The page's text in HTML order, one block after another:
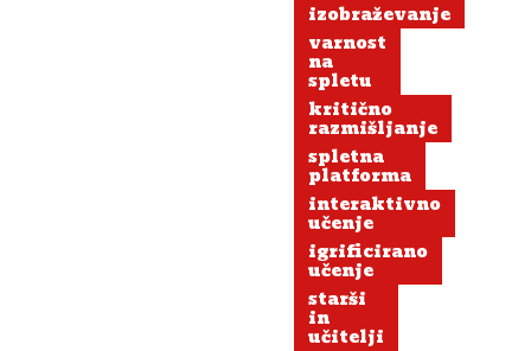
izobraževanje
varnost
na
spletu
kritično
razmišljanje
spletna
platforma
interaktivno
učenje
igrificirano
učenje
starši
in
učitelji